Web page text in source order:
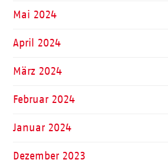
Mai 2024
April 2024
März 2024
Februar 2024
Januar 2024
Dezember 2023